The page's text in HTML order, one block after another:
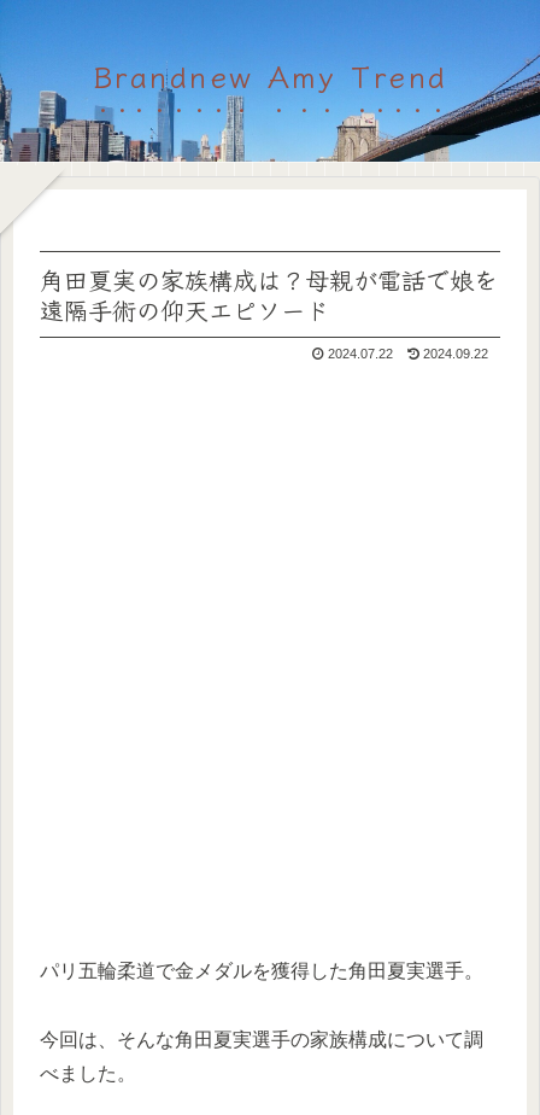
Brandnew Amy Trend
角田夏実の家族構成は？母親が電話で娘を
遠隔手術の仰天エピソード
2024.07.22 2024.09.22
パリ五輪柔道で金メダルを獲得した角田夏実選手。
今回は、そんな角田夏実選手の家族構成について調
べました。